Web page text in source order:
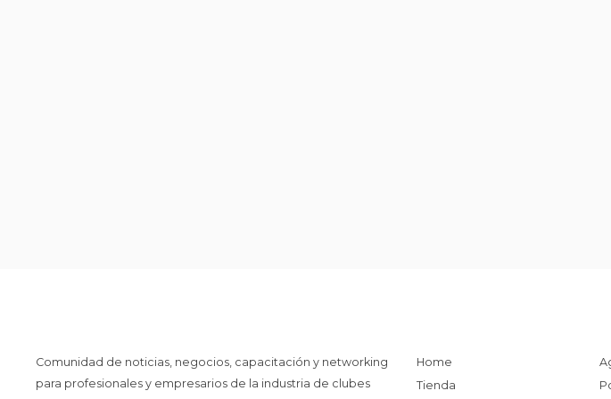
Comunidad de noticias, negocios, capacitación y networking
para profesionales y empresarios de la industria de clubes
Home
Tienda